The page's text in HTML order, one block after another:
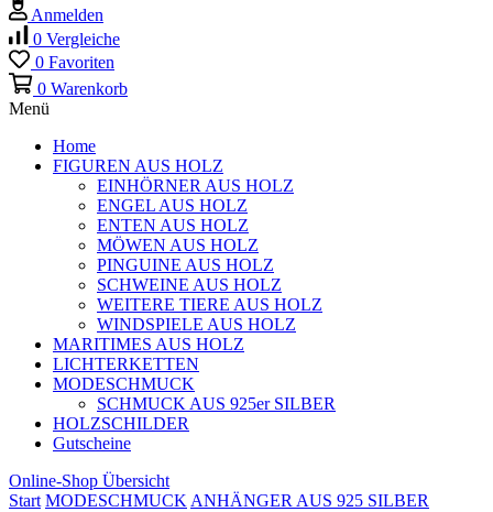
Anmelden
0 Vergleiche
0 Favoriten
0 Warenkorb
Menü
Home
FIGUREN AUS HOLZ
EINHÖRNER AUS HOLZ
ENGEL AUS HOLZ
ENTEN AUS HOLZ
MÖWEN AUS HOLZ
PINGUINE AUS HOLZ
SCHWEINE AUS HOLZ
WEITERE TIERE AUS HOLZ
WINDSPIELE AUS HOLZ
MARITIMES AUS HOLZ
LICHTERKETTEN
MODESCHMUCK
SCHMUCK AUS 925er SILBER
HOLZSCHILDER
Gutscheine
Online-Shop Übersicht
Start MODESCHMUCK ANHÄNGER AUS 925 SILBER